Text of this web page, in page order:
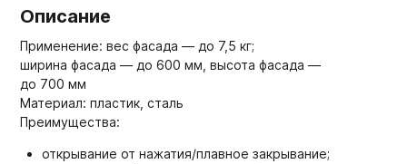
Описание
Применение: вес фасада — до 7,5 кг;
ширина фасада — до 600 мм, высота фасада —
до 700 мм
Материал: пластик, сталь
Преимущества:
открывание от нажатия/плавное закрывание;